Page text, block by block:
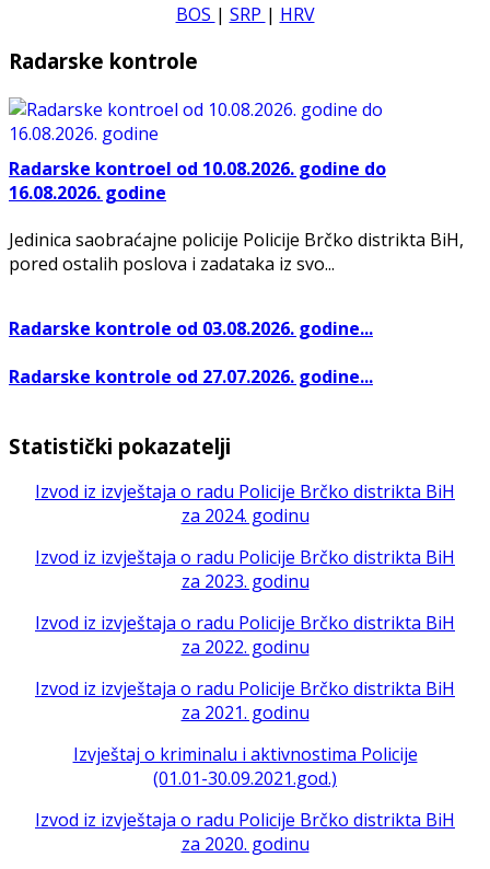
BOS | SRP | HRV
Radarske kontrole
Radarske kontroel od 10.08.2026. godine do
16.08.2026. godine
Jedinica saobraćajne policije Policije Brčko distrikta BiH,
pored ostalih poslova i zadataka iz svo...
Radarske kontrole od 03.08.2026. godine...
Radarske kontrole od 27.07.2026. godine...
Statistički pokazatelji
Izvod iz izvještaja o radu Policije Brčko distrikta BiH
za 2024. godinu
Izvod iz izvještaja o radu Policije Brčko distrikta BiH
za 2023. godinu
Izvod iz izvještaja o radu Policije Brčko distrikta BiH
za 2022. godinu
Izvod iz izvještaja o radu Policije Brčko distrikta BiH
za 2021. godinu
Izvještaj o kriminalu i aktivnostima Policije
(01.01-30.09.2021.god.)
Izvod iz izvještaja o radu Policije Brčko distrikta BiH
za 2020. godinu